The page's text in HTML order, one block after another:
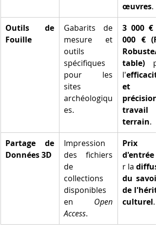
œuvres.
Outils de
Fouille
Gabarits de
mesure et
outils
spécifiques
pour les
sites
archéologiqu
es.
3 000 €
000 €
Robuste/
table)
l'efficacité
et
travail
terrain.
Partage de
Données 3D
Impression
des fichiers
de
collections
disponibles
en Open
Access.
Prix
d'entrée
r la
du
de
culturel.